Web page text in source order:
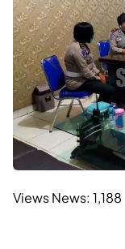
Views News: 1,188